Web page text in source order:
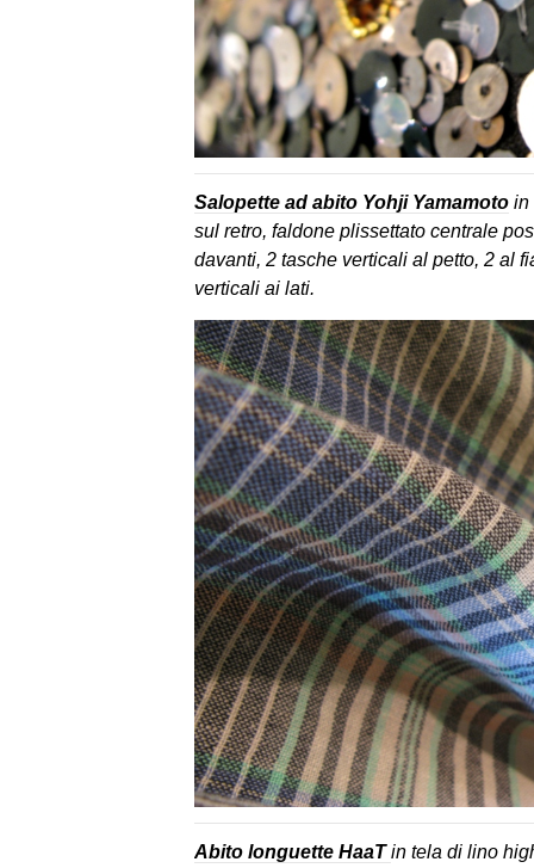
Salopette ad abito Yohji Yamamotoin
sul retro, faldone plissettato centrale
davanti, 2 tasche verticali al petto, 2 al
verticali ai lati.
Abito longuette HaaTin tela di lino